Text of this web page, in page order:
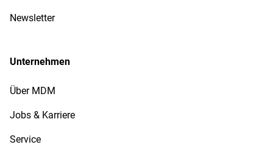
Newsletter
Unternehmen
Über MDM
Jobs & Karriere
Service